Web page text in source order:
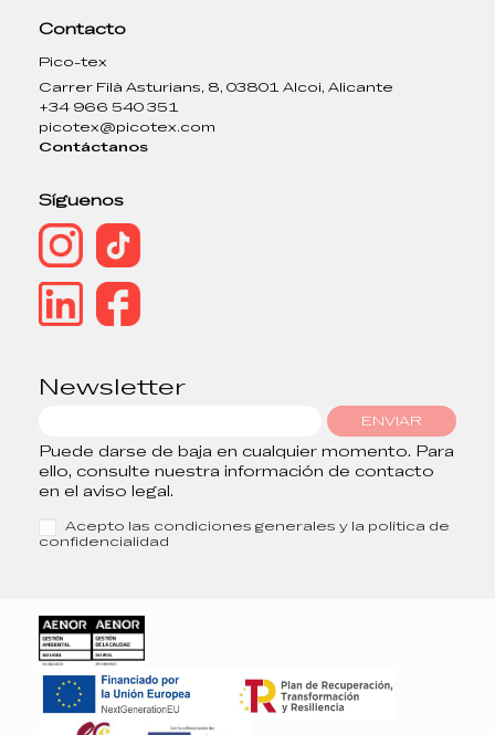
Contacto
Pico-tex
Carrer Filà Asturians, 8, 03801 Alcoi, Alicante
+34 966 540 351
picotex@picotex.com
Contáctanos
Síguenos
Newsletter
ENVIAR
Puede darse de baja en cualquier momento. Para
ello, consulte nuestra información de contacto
en el aviso legal.
Acepto las condiciones generales y la política de
confidencialidad